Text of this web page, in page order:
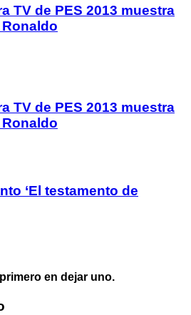
TV de PES 2013 muestra
TV de PES 2013 muestra
‘El testamento de
en dejar uno.